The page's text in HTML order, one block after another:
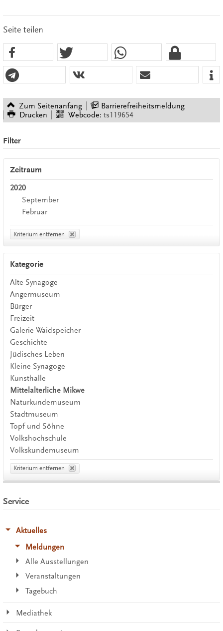
Seite teilen
Zum Seitenanfang
Barrierefreiheitsmeldung
Drucken
Webcode: ts119654
Filter
Zeitraum
2020
September
Februar
Kriterium entfernen
Kategorie
Alte Synagoge
Angermuseum
Bürger
Freizeit
Galerie Waidspeicher
Geschichte
Jüdisches Leben
Kleine Synagoge
Kunsthalle
Mittelalterliche Mikwe
Naturkundemuseum
Stadtmuseum
Topf und Söhne
Volkshochschule
Volkskundemuseum
Kriterium entfernen
Service
Aktuelles
Meldungen
Alle Ausstellungen
Veranstaltungen
Tagebuch
Mediathek